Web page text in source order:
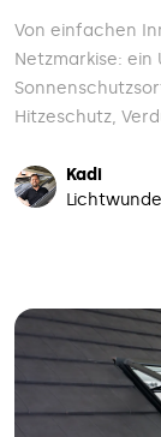
Von einfachen
Netzmarkise:
Hitzeschutz,
Kadi